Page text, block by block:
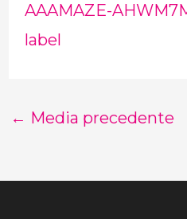
AAAMAZE-
label
← Media precedente